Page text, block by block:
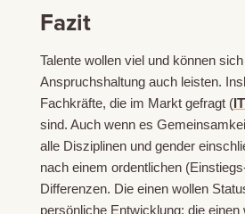
Fazit
Talente wollen viel und können
Anspruchshaltung auch leisten.
Fachkräfte, die im Markt gefragt (
sind. Auch wenn es
alle Disziplinen und gender
nach einem ordentlichen
Differenzen. Die einen wollen
persönliche Entwicklung; die einen